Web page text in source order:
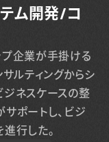
ム開発/コ
企業が手掛ける
サルティングからシ
ジネスケースの整
ポートし、ビジ
行した。